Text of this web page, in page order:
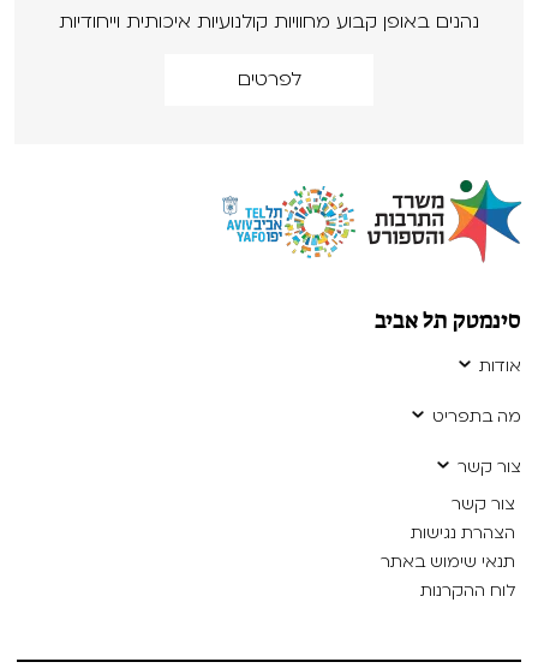
נהנים באופן קבוע מחוויות קולנועיות איכותית וייחודיות
לפרטים
סינמטק תל אביב
אודות
מה בתפריט
צור קשר
צור קשר
הצהרת נגישות
תנאי שימוש באתר
לוח ההקרנות